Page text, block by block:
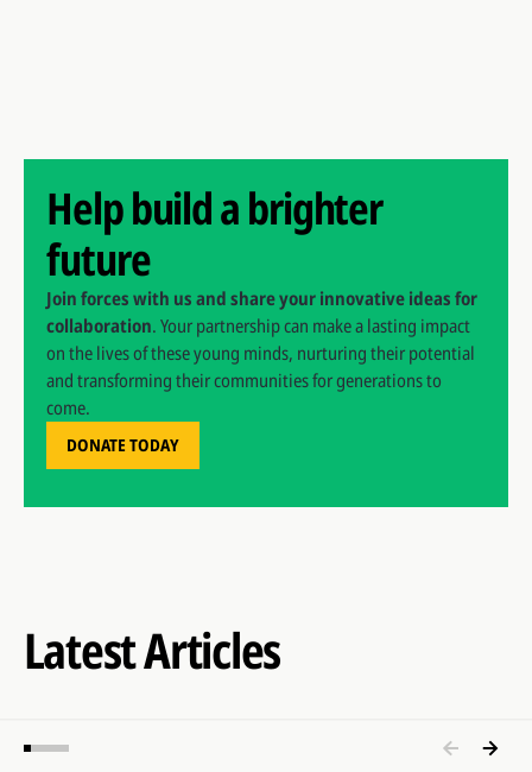
Help build a brighter
future
Join forces with us and share your innovative ideas for
collaboration. Your partnership can make a lasting impact
on the lives of these young minds, nurturing their potential
and transforming their communities for generations to
come.
DONATE TODAY
Latest Articles